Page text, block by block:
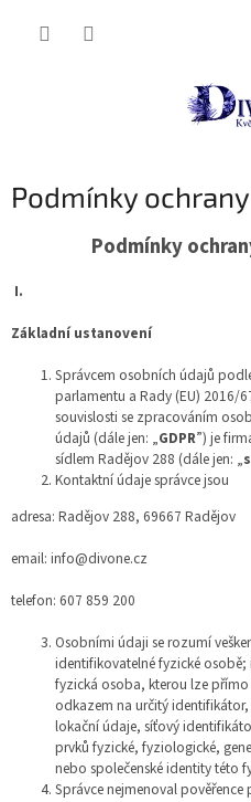
Podmínky
Podmínky
I.
Základní ustanovení
Správcem osobních údajů
parlamentu a Rady (EU) 2016/
souvislosti se zpracováním
údajů (dále jen: „GDPR”) je
sídlem Radějov 288 (dále jen: „
Kontaktní údaje správce jsou
adresa: Radějov 288, 69667 Radějov
email: info@divone.cz
telefon: 607 859 200
Osobními údaji se rozumí
identifikovatelné fyzické
fyzická osoba, kterou lze
odkazem na určitý
lokační údaje, síťový
prvků fyzické, fyziologické,
nebo společenské identity této
Správce nejmenoval